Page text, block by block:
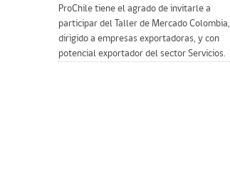
ProChile tiene el agrado de invitarle a
participar del Taller de Mercado Colombia,
dirigido a empresas exportadoras, y con
potencial exportador del sector Servicios.